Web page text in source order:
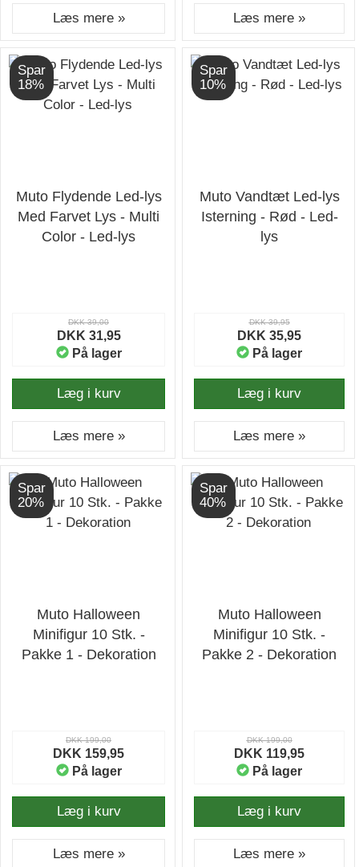
Læs mere » Læs mere »
Spar
18%
Muto Flydende Led-lys
Med Farvet Lys - Multi
Color - Led-lys
DKK 39,00
DKK 31,95
På lager
Læg i kurv
Læs mere »
Spar
10%
Muto Vandtæt Led-lys
Isterning - Rød - Led-
lys
DKK 39,95
DKK 35,95
På lager
Læg i kurv
Læs mere »
Spar
20%
Muto Halloween
Minifigur 10 Stk. -
Pakke 1 - Dekoration
DKK 199,00
DKK 159,95
På lager
Læg i kurv
Læs mere »
Spar
40%
Muto Halloween
Minifigur 10 Stk. -
Pakke 2 - Dekoration
DKK 199,00
DKK 119,95
På lager
Læg i kurv
Læs mere »